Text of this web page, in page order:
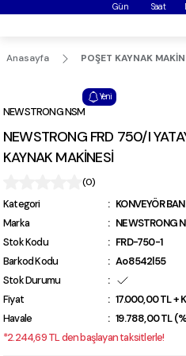
Gün Saat
Anasayfa POŞET KAYNAK
Yeni
NEWSTRONG NSM
NEWSTRONG FRD 750/I
KAYNAK MAKİNESİ
(0)
Kategori
KONVEYÖR
Marka
NEWSTRONG
Stok Kodu
FRD-750-1
Barkod Kodu
Ao8542l55
Stok Durumu
Fiyat
17.000,00 TL +
Havale
19.788,00 TL
*2.244,69 TL den başlayan taksitlerle!